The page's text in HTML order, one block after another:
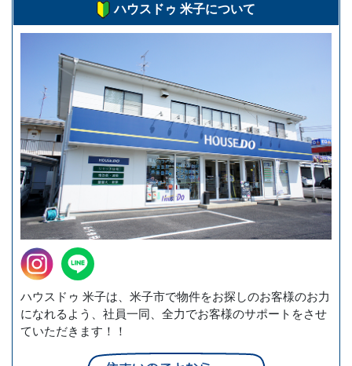
ハウスドゥ 米子について
ハウスドゥ 米子は、米子市で物件をお探しのお客様のお力
になれるよう、社員一同、全力でお客様のサポートをさせ
ていただきます！！